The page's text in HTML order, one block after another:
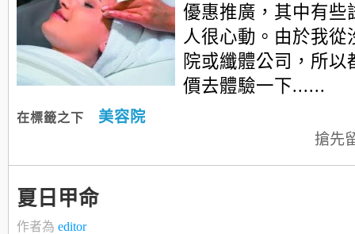
優惠推廣，其中有些
人很心動。由於我從
院或纖體公司，所以
價去體驗一下......
在標籤之下
美容院
搶先
夏日甲命
作者為 editor